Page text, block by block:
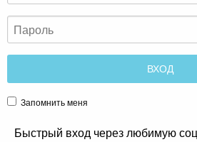
Запомнить меня
Быстрый вход через любимую